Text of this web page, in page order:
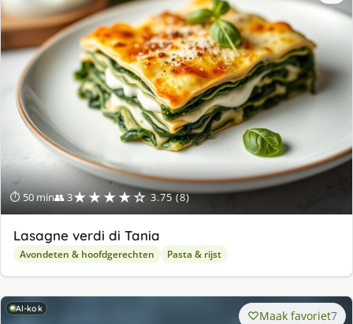
⏱ 50 min👥 3★★★★☆ 3.75 (8)
Lasagne verdi di Tania
Avondeten & hoofdgerechten Pasta & rijst
AI-kok Maak favoriet7